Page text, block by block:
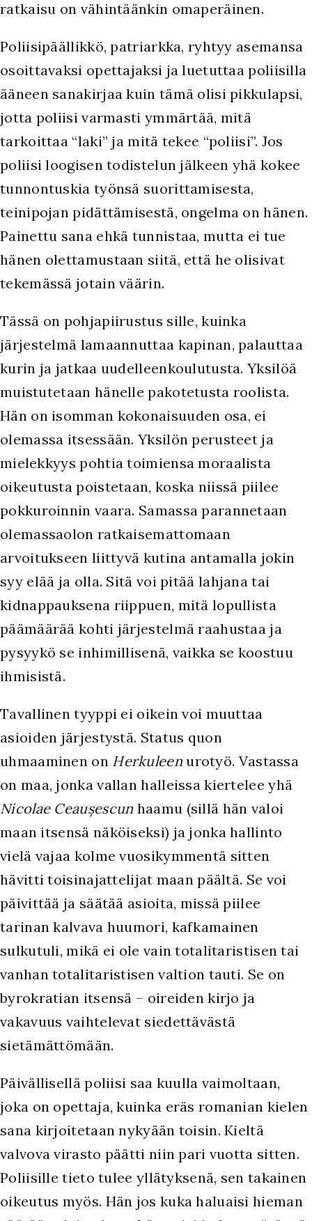
ratkaisu on vähintäänkin omaperäinen.
Poliisipäällikkö, patriarkka, ryhtyy asemansa
osoittavaksi opettajaksi ja luetuttaa poliisilla
ääneen sanakirjaa kuin tämä olisi pikkulapsi,
jotta poliisi varmasti ymmärtää, mitä
tarkoittaa “laki” ja mitä tekee “poliisi”. Jos
poliisi loogisen todistelun jälkeen yhä kokee
tunnontuskia työnsä suorittamisesta,
teinipojan pidättämisestä, ongelma on hänen.
Painettu sana ehkä tunnistaa, mutta ei tue
hänen olettamustaan siitä, että he olisivat
tekemässä jotain väärin.
Tässä on pohjapiirustus sille, kuinka
järjestelmä lamaannuttaa kapinan, palauttaa
kurin ja jatkaa uudelleenkoulutusta. Yksilöä
muistutetaan hänelle pakotetusta roolista.
Hän on isomman kokonaisuuden osa, ei
olemassa itsessään. Yksilön perusteet ja
mielekkyys pohtia toimiensa moraalista
oikeutusta poistetaan, koska niissä piilee
pokkuroinnin vaara. Samassa parannetaan
olemassaolon ratkaisemattomaan
arvoitukseen liittyvä kutina antamalla jokin
syy elää ja olla. Sitä voi pitää lahjana tai
kidnappauksena riippuen, mitä lopullista
päämäärää kohti järjestelmä raahustaa ja
pysyykö se inhimillisenä, vaikka se koostuu
ihmisistä.
Tavallinen tyyppi ei oikein voi muuttaa
asioiden järjestystä. Status quon
uhmaaminen on Herkuleenurotyö. Vastassa
on maa, jonka vallan halleissa kiertelee yhä
Nicolae Ceaușescun haamu (sillä hän valoi
maan itsensä näköiseksi) ja jonka hallinto
vielä vajaa kolme vuosikymmentä sitten
hävitti toisinajattelijat maan päältä. Se voi
päivittää ja säätää asioita, missä piilee
tarinan kalvava huumori, kafkamainen
sulkutuli, mikä ei ole vain totalitaristisen tai
vanhan totalitaristisen valtion tauti. Se on
byrokratian itsensä – oireiden kirjo ja
vakavuus vaihtelevat siedettävästä
sietämättömään.
Päivällisellä poliisi saa kuulla vaimoltaan,
joka on opettaja, kuinka eräs romanian kielen
sana kirjoitetaan nykyään toisin. Kieltä
valvova virasto päätti niin pari vuotta sitten.
Poliisille tieto tulee yllätyksenä, sen takainen
oikeutus myös. Hän jos kuka haluaisi hieman